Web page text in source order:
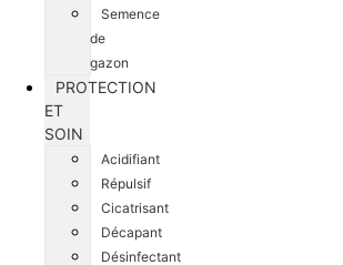
Semence
de
gazon
PROTECTION
ET
SOIN
Acidifiant
Répulsif
Cicatrisant
Décapant
Désinfectant